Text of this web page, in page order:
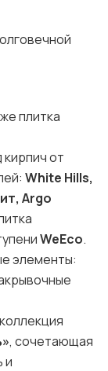
плитка
от
White Hills,
Argo
WeEco.
элементы:
, сочетающая
и